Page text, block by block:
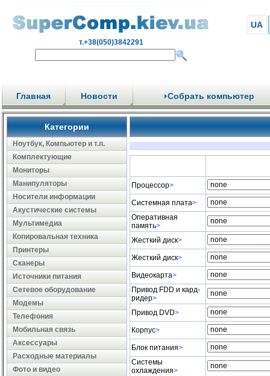
т.+38(050)3842291
UA
Главная Новости Собрать компьютер
Категории
Ноутбук, Компьютер и т.п.
Комплектующие
Мониторы
Манипуляторы
Носители информации
Акустические системы
Мультимедиа
Копировальная техника
Принтеры
Сканеры
Источники питания
Сетевое оборудование
Модемы
Телефония
Мобильная связь
Аксессуары
Расходные материалы
Фото и видео
Процессор>
Системная плата>
Оперативная
память>
Жесткий диск>
Жесткий диск>
Видеокарта>
Привод FDD и кард-
ридер>
Привод DVD>
Корпус>
Блок питания>
Системы
охлаждения>